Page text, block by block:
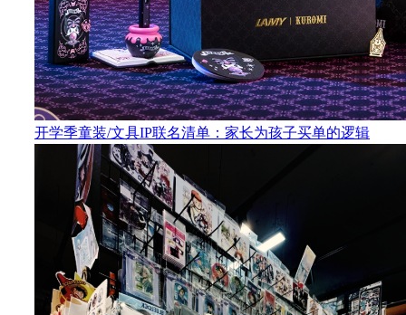
开学季童装/文具IP联名清单：家长为孩子买单的逻辑